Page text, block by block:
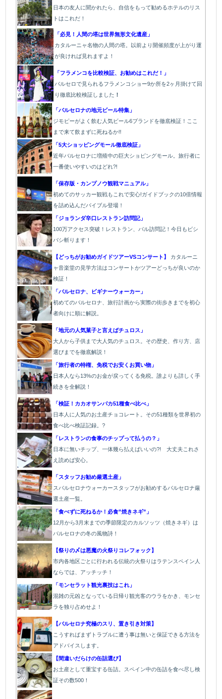
日本の友人に聞かれたら、自信をもって勧めるホテルのリス
トはこれだ！
「必見！人間の塔は世界無形文化遺産」
カタルーニャ名物の人間の塔。以前より開催頻度が上がり運
が良ければ見れますよ！
「フラメンコを比較検証、お勧めはこれだ！」
バルセロで見られるフラメンコショー9か所を2ヶ月掛けて回
り徹底比較検証しました ！
「バルセロナの地元ビール特集」
ジモピーがよく飲む人気ビール6ブランドを徹底検証！ここ
まで来て飲まずに死ねるか!!
「5大ショッピングモール徹底検証」
近年バルセロナに増殖中の巨大ショピングモール。旅行者に
一番使いやすいのはどれ?!
「保存版・カンプノウ観戦マニュアル」
初めてのサッカー観戦もこれで安心!ガイドブックの10倍情報
を詰め込んだバイブル登場！
「ジョランダ辛口レストラン訪問記」
100万アクセス突破！レストラン、バル訪問記！今日もビシ
バシ斬ります！
【どっちがお勧めガイドツアーVSコンサート】 カタルーニ
ャ音楽堂の見学方法はコンサートかツアーどっちが良いのか
検証！
「バルセロナ、ビギナーウォーカー」
初めてのバルセロナ、旅行計画から実際の街歩きまでを初心
者向けに順に解説。
「地元の人気菓子と言えばチュロス」
大人から子供まで大人気のチュロス。その歴史、作り方、店
選びまでを徹底解説！
「旅行者の特権、免税でお安くお買い物」
日本人なら13%のお金が戻ってくる免税。誰よりも詳しく手
続きを全解説！
「検証！カカオサンパカ51種食べ比べ」
日本人に人気のお土産チョコレート。その51種類を世界初の
食べ比べ検証記録。?
「レストランの食事のチップって払うの？」
日本に無いチップ、一体幾ら払えばいいの?! 大丈夫これさ
え読めば安心。
「スタッフお勧め厳選土産」
スバルセロナウォーカースタッフがお勧めするバルセロナ厳
選土産一覧。
「食べずに死ねるか！必食”焼きネギ”」
12月から3月末までの季節限定のカルソッツ（焼きネギ）は
バルセロナの冬の風物詩！
【祭りの〆は悪魔の火祭りコレフォック】
市内各地区ごとに行われる伝統の火祭りはラテンスペイン人
ならでは、アッチッチ！
「モンセラット観光裏技はこれ」
混雑の元凶となっている日帰り観光客のウラをかき、モンセ
ラを独り占めせよ！
【バルセロナ究極のスリ、置き引き対策】
こうすればまずトラブルに遭う事は無いと保証できる方法を
アドバイスします。
【間違いだらけの缶詰選び】
お土産として重宝する缶詰。スペイン中の缶詰を食べ尽し検
証その数500！